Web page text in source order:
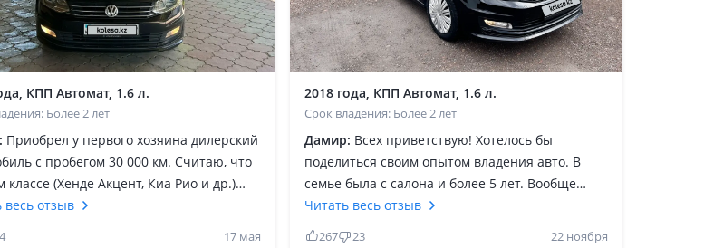
КПП Автомат, 1.6 л.
Более 2 лет
Приобрел у первого хозяина дилерский
с пробегом 30 000 км. Считаю, что
классе (Хенде Акцент, Киа Рио и др.)
Толщина металла в 2 раза больше чем
тяжелее своих одноклассников,
весь отзыв
4 17 мая
2018 года, КПП Автомат, 1.6 л.
Срок владения: Более 2 лет
Дамир: Всех приветствую! Хотелось бы
поделиться своим опытом владения авто. В
семье была с салона и более 5 лет. Вообще
безпроблемное авто, за период эксплуатации
только менялись качественные немецкие
Читать весь отзыв
267 23 22 ноября